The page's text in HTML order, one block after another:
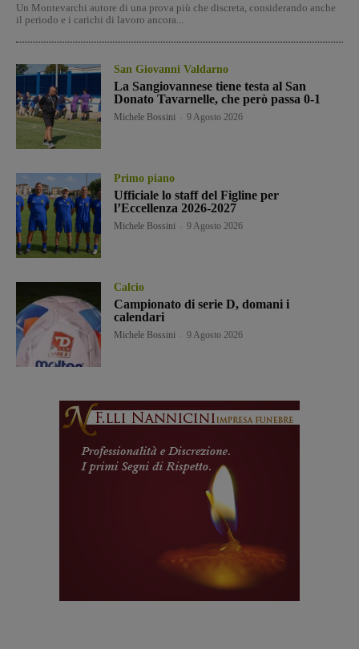
Un Montevarchi autore di una prova più che discreta, considerando anche
il periodo e i carichi di lavoro ancora...
San Giovanni Valdarno
La Sangiovannese tiene testa al San
Donato Tavarnelle, che però passa 0-1
Michele Bossini 9 Agosto 2026
Primo piano
Ufficiale lo staff del Figline per
l’Eccellenza 2026-2027
Michele Bossini 9 Agosto 2026
Calcio
Campionato di serie D, domani i
calendari
Michele Bossini 9 Agosto 2026